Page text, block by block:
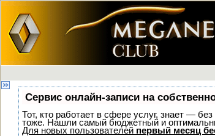
Сервис онлайн-записи на
Тот, кто работает в сфере услуг, знает —
тоже. Нашли самый бюджетный и
Для новых пользователей первый месяц